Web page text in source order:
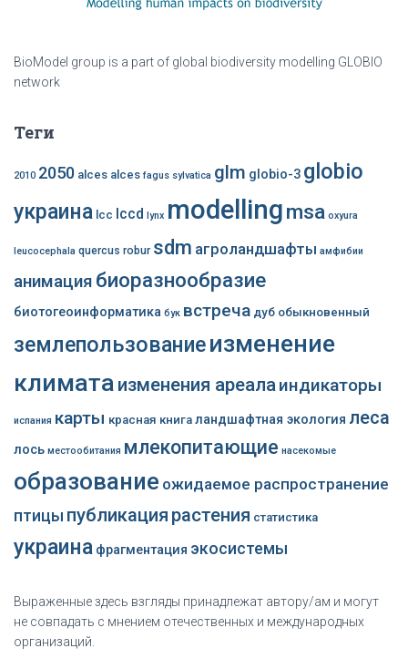
BioModel group is a part of global biodiversity modelling GLOBIO
network
Теги
2010 2050 alces alces fagus sylvatica glm globio-3 globio
украина lcc lccd lynx modellingmsa oxyura
leucocephala quercus robur sdm агроландшафты амфибии
анимация биоразнообразие
биотогеоинформатика бук встреча дуб обыкновенный
землепользованиеизменение
климата изменения ареалаиндикаторы
испания карты красная книга ландшафтная экология леса
лось местообитания млекопитающие насекомые
образование ожидаемое распространение
птицы публикация растения статистика
украина фрагментация экосистемы
Выраженные здесь взгляды принадлежат автору/ам и могут
не совпадать с мнением отечественных и международных
организаций.